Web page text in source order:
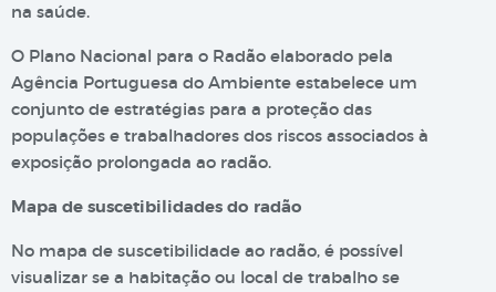
na saúde.
O Plano Nacional para o Radão elaborado pela
Agência Portuguesa do Ambiente estabelece um
conjunto de estratégias para a proteção das
populações e trabalhadores dos riscos associados à
exposição prolongada ao radão.
Mapa de suscetibilidades do radão
No mapa de suscetibilidade ao radão, é possível
visualizar se a habitação ou local de trabalho se